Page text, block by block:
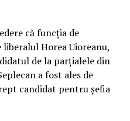
că funcția de
Horea Uioreanu,
de la parțialele din
a fost ales de
candidat pentru șefia